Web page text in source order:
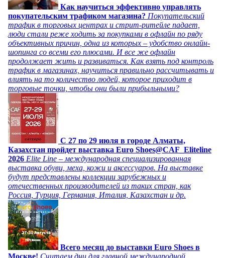
Как научиться эффективно управлять
покупательским трафиком магазина? Покупательский
трафик в торговых центрах и стрит-ритейле падает,
люди стали реже ходить за покупками в офлайн по ряду
объективных причин, одна из которых – удобство онлайн-
шопинга со всеми его плюсами. И все же офлайн
продолжает жить и развиваться. Как взять под контроль
трафик в магазинах, научиться правильно рассчитывать и
влиять на то количество людей, которое приходит в
торговые точки, чтобы они были прибыльными?
C 27 по 29 июля в городе Алматы,
Казахстан пройдет выставка Euro Shoes@CAF_Eliteline
2026 Elite Line – международная специализированная
выставка обуви, меха, кожи и аксессуаров. На выставке
будут представлены коллекции зарубежных и
отечественных производителей из таких стран, как
Россия, Турция, Германия, Италия, Казахстан и др.
Всего месяц до выставки Euro Shoes в
Москве! Считаем дни для главной международной